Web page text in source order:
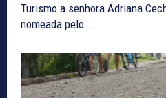
Turismo a senhora Adriana
nomeada pelo...